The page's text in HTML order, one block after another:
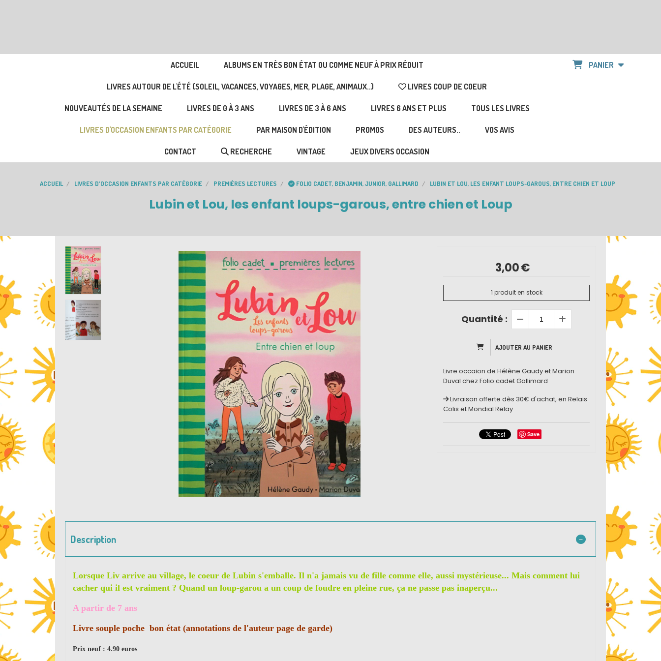
ACCUEIL ALBUMS EN TRÈS BON ÉTAT OU COMME NEUF À PRIX RÉDUIT
LIVRES AUTOUR DE L'ÉTÉ (SOLEIL, VACANCES, VOYAGES, MER, PLAGE, ANIMAUX..) LIVRES COUP DE COEUR
NOUVEAUTÉS DE LA SEMAINE LIVRES DE 0 À 3 ANS LIVRES DE 3 À 6 ANS LIVRES 6 ANS ET PLUS TOUS LES LIVRES
LIVRES D'OCCASION ENFANTS PAR CATÉGORIE PAR MAISON D'ÉDITION PROMOS DES AUTEURS.. VOS AVIS
CONTACT RECHERCHE VINTAGE JEUX DIVERS OCCASION
PANIER
ACCUEIL LIVRES D'OCCASION ENFANTS PAR CATÉGORIE PREMIÈRES LECTURES FOLIO CADET, BENJAMIN, JUNIOR, GALLIMARD LUBIN ET LOU, LES ENFANT LOUPS-GAROUS, ENTRE CHIEN ET LOUP
Lubin et Lou, les enfant loups-garous, entre chien et Loup
3,00€
1 produit en stock
Quantité :
AJOUTER AU PANIER
Livre occaion de Hélène Gaudy et Marion
Duval chez Folio cadet Gallimard
Livraison offerte dès 30€ d'achat, en Relais
Colis et Mondial Relay
Save
Description
Lorsque Liv arrive au village, le coeur de Lubin s'emballe. Il n'a jamais vu de fille comme elle, aussi mystérieuse... Mais comment lui
cacher qui il est vraiment ? Quand un loup-garou a un coup de foudre en pleine rue, ça ne passe pas inaperçu...
A partir de 7 ans
Livre souple poche bon état (annotations de l'auteur page de garde)
Prix neuf : 4.90 euros